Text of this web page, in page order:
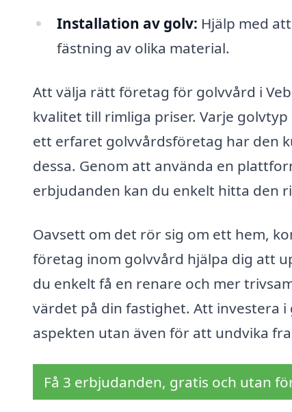
Installation av golv: Hjälp med
fästning av olika material.
Att välja rätt företag för golvvård i
kvalitet till rimliga priser. Varje
ett erfaret golvvårdsföretag har den
dessa. Genom att använda en
erbjudanden kan du enkelt hitta den
Oavsett om det rör sig om ett hem,
företag inom golvvård hjälpa dig att
du enkelt få en renare och mer
värdet på din fastighet. Att investera
aspekten utan även för att undvika
Få 3 erbjudanden, gratis och utan